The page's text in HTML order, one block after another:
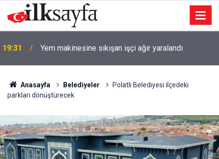
19:31 Yem makinesine sıkışan işçi ağır yaralandı
Anasayfa Belediyeler
Polatlı Belediyesi ilçedeki
parkları dönüştürecek